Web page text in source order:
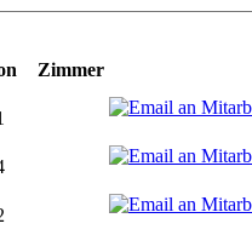
Zimmer